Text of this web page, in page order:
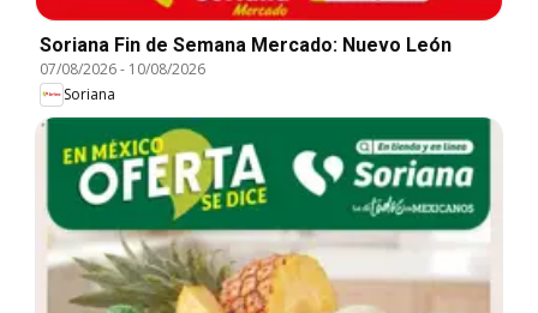
Soriana Fin de Semana Mercado: Nuevo León
07/08/2026- 10/08/2026
Soriana